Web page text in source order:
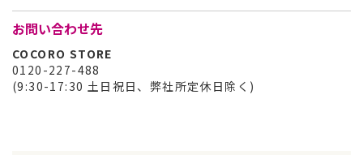
お問い合わせ先
COCORO STORE
0120-227-488
(9:30-17:30 土日祝日、弊社所定休日除く)